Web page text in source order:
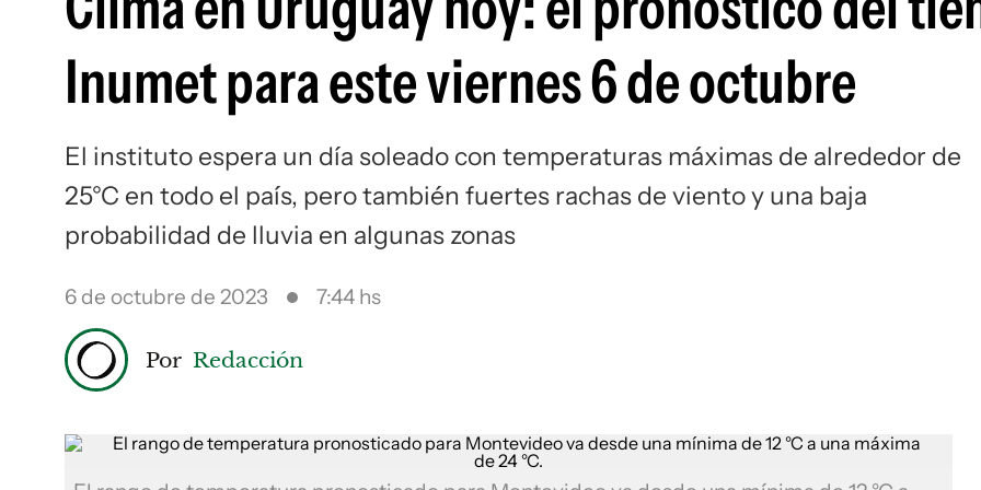
Inumet para este viernes 6 de octubre
El instituto espera un día soleado con temperaturas máximas de alrededor de
25°C en todo el país, pero también fuertes rachas de viento y una baja
probabilidad de lluvia en algunas zonas
6 de octubre de 2023 7:44 hs
Por Redacción